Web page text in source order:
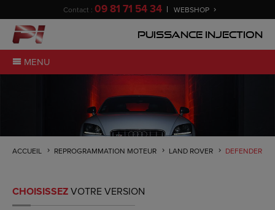
Contact : 09 81 71 54 34 WEBSHOP
Puissance Injection
MENU
ACCUEIL REPROGRAMMATION MOTEUR LAND ROVER DEFENDER
CHOISISSEZVOTRE VERSION